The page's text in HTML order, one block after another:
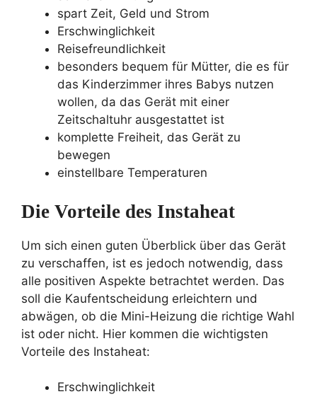
spart Zeit, Geld und Strom
Erschwinglichkeit
Reisefreundlichkeit
besonders bequem für Mütter, die es für
das Kinderzimmer ihres Babys nutzen
wollen, da das Gerät mit einer
Zeitschaltuhr ausgestattet ist
komplette Freiheit, das Gerät zu
bewegen
einstellbare Temperaturen
Die Vorteile des Instaheat
Um sich einen guten Überblick über das Gerät
zu verschaffen, ist es jedoch notwendig, dass
alle positiven Aspekte betrachtet werden. Das
soll die Kaufentscheidung erleichtern und
abwägen, ob die Mini-Heizung die richtige Wahl
ist oder nicht. Hier kommen die wichtigsten
Vorteile des Instaheat:
Erschwinglichkeit